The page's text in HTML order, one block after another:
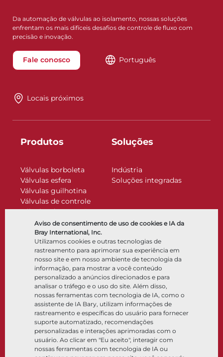
Aviso de consentimento de uso de cookies e IA da
Bray International, Inc.
Utilizamos cookies e outras tecnologias de
rastreamento para aprimorar sua experiência em
nosso site e em nosso ambiente de tecnologia da
informação, para mostrar a você conteúdo
personalizado a anúncios direcionados e para
analisar o tráfego e o uso do site. Além disso,
nossas ferramentas com tecnologia de IA, como o
assistente de IA Bary, utilizam informações de
rastreamento e específicas do usuário para fornecer
suporte automatizado, recomendações
personalizadas e interações aprimoradas com o
usuário. Ao clicar em "Eu aceito", interagir com
nossas ferramentas com tecnologia de IA ou
Da automação de válvulas ao isolamento, nossas soluções
enfrentam os mais difíceis desafios de controle de fluxo com
precisão e inovação.
Fale conosco Português
Locais próximos
Produtos
Válvulas borboleta
Válvulas esfera
Válvulas guilhotina
Válvulas de controle
Válvulas de retenção
Atuadores
Acessórios de controle
Criogênico
Soluções
Indústria
Soluções integradas
Empresa
Sobre
Locais
Parceria
Sustentabilidade
Portal do cliente
Recursos
Documentos
Centro de conhecimento
Software
Seleção de materiais